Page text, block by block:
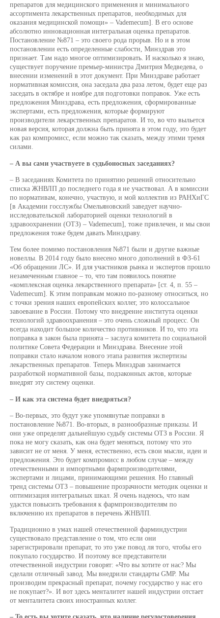
препаратов для медицинского применения и минимального
ассортимента лекарственных препаратов, необходимых для
оказания медицинской помощи» – Vademecum]. В его основе
абсолютно инновационная интегральная оценка препаратов.
Постановление №871 – это своего рода прорыв. Но и в этом
постановлении есть определенные слабости, Минздрав это
признает. Там надо многое оптимизировать. И насколько я знаю,
существует поручение премьер-министра Дмитрия Медведева, о
внесении изменений в этот документ. При Минздраве работает
нормативная комиссия, она заседала два раза летом, будет еще раз
заседать в октябре и ноябре для подготовки поправок. Уже есть
предложения Минздрава, есть предложения, сформированные
экспертами, есть предложения, которые формируют
производители лекарственных препаратов. И то, во что выльется
новая версия, которая должна быть принята в этом году, это будет
как раз компромисс, если можно так сказать, между этими тремя
силами.
– А вы сами участвуете в судьбоносных заседаниях?
– В заседаниях Комитета по принятию решений относительно
списка ЖНВЛП до последнего года я не участвовал. А в комиссии
по нормативам, конечно, участвую, и мой коллектив из РАНХиГС
[в Академии госслужбы Омельяновский заведует научно-
исследовательской лабораторией оценки технологий в
здравоохранении (ОТЗ) – Vademecum], тоже привлечен, и мы свои
предложения тоже будем давать Минздраву.
Тем более помимо постановления №871 были и другие важные
новеллы. В 2014 году было внесено много дополнений в ФЗ-61
«Об обращении ЛС». И для участников рынка и экспертов прошло
незамеченным главное – то, что там появилось понятие
«комплексная оценка лекарственного препарата» [ст. 4, п. 55 –
Vademecum]. К этим поправкам можно по-разному относиться, но
с точки зрения наших европейских коллег, это колоссальное
завоевание в России. Потому что внедрение института оценки
технологий здравоохранения – это очень сложный процесс. Он
всегда находит большое количество противников. И то, что эта
поправка в закон была принята – заслуга комитета по социальной
политике Совета Федерации и Минздрава. Внесение этой
поправки стало началом нового этапа развития экспертизы
лекарственных препаратов. Теперь Минздрав занимается
разработкой нормативной базы, подзаконных актов, которые
внедрят эту систему оценки.
– И как эта система будет внедряться?
– Во-первых, это будут уже упомянутые поправки в
постановление №871. Во-вторых, в разнообразные приказы. И
они уже определят дальнейшую судьбу системы ОТЗ в России. Я
пока не могу сказать, как она будет меняться, потому что это
зависит не от меня. У меня, естественно, есть свои мысли, идеи и
предложения. Это будет компромисс в любом случае – между
отечественными и импортными фармпроизводителями,
экспертами и лицами, принимающими решения. Но главный
тренд системы ОТЗ – повышение прозрачности методик оценки и
оптимизация интегральных шкал. Я очень надеюсь, что нам
удастся повысить требования к фармпроизводителям по
включению их препаратов в перечень ЖНВЛП.
Традиционно в умах нашей отечественной фарминдустрии
существовало представление о том, что если они
зарегистрировали препарат, то это уже повод ля того, чтобы его
покупало государство. И поэтому все представители
отечественной индустрии говорят: «Что вы хотите от нас? Мы
сделали отличный завод. Мы внедрили стандарты GMP. Мы
производим прекрасный препарат, почему государство у нас его
не покупает?». И вот здесь менталитет нашей индустрии отстает
от менталитета своих иностранных коллег.